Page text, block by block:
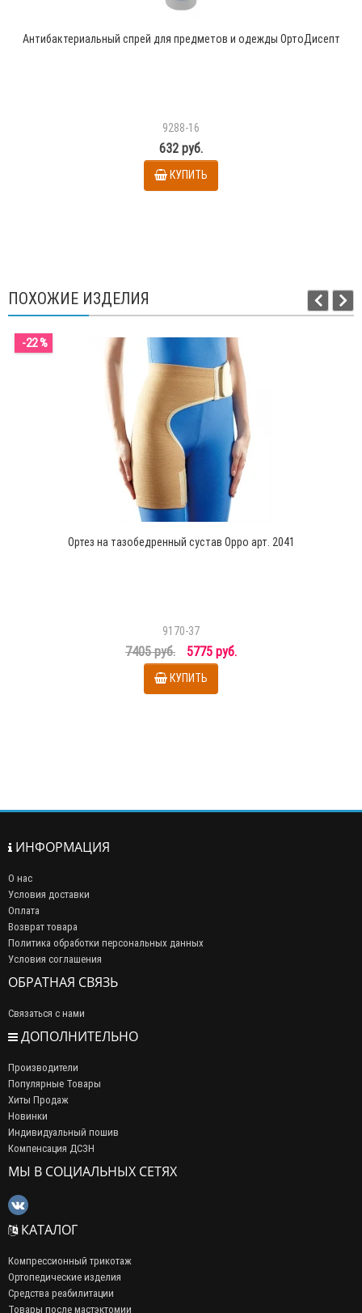
Антибактериальный спрей для предметов и одежды ОртоДисепт
9288-16
632 руб.
КУПИТЬ
ПОХОЖИЕ ИЗДЕЛИЯ
-22 %
Ортез на тазобедренный сустав Oppo арт. 2041
9170-37
7405 руб. 5775 руб.
КУПИТЬ
ИНФОРМАЦИЯ
О нас
Условия доставки
Оплата
Возврат товара
Политика обработки персональных данных
Условия соглашения
ОБРАТНАЯ СВЯЗЬ
Связаться с нами
ДОПОЛНИТЕЛЬНО
Производители
Популярные Товары
Хиты Продаж
Новинки
Индивидуальный пошив
Компенсация ДСЗН
МЫ В СОЦИАЛЬНЫХ СЕТЯХ
КАТАЛОГ
Компрессионный трикотаж
Ортопедические изделия
Средства реабилитации
Товары после мастэктомии